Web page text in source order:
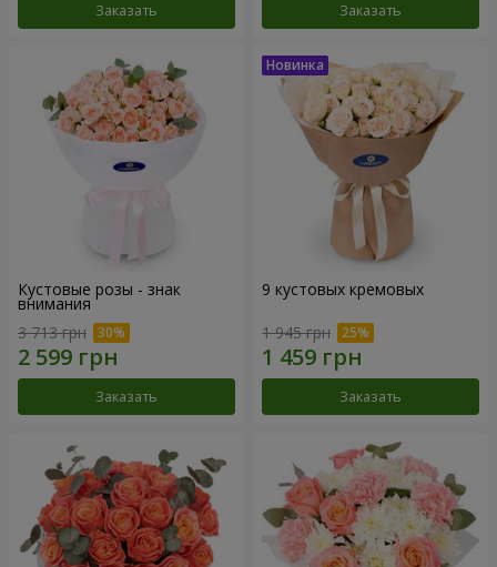
Заказать Заказать
Кустовые розы - знак
внимания
3 713 грн
Заказать
9 кустовых кремовых
1 945 грн
Заказать